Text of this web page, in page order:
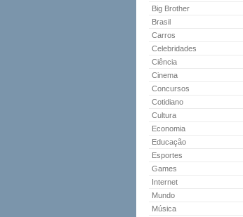
Big Brother
Brasil
Carros
Celebridades
Ciência
Cinema
Concursos
Cotidiano
Cultura
Economia
Educação
Esportes
Games
Internet
Mundo
Música